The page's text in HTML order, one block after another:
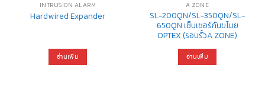
INTRUSION ALARM
Hardwired Expander
อ่านเพิ่ม
A ZONE
SL-200QN/SL-350QN/SL-
650QN เซ็นเซอร์กันขโมย
OPTEX (รอบรั้วA ZONE)
อ่านเพิ่ม